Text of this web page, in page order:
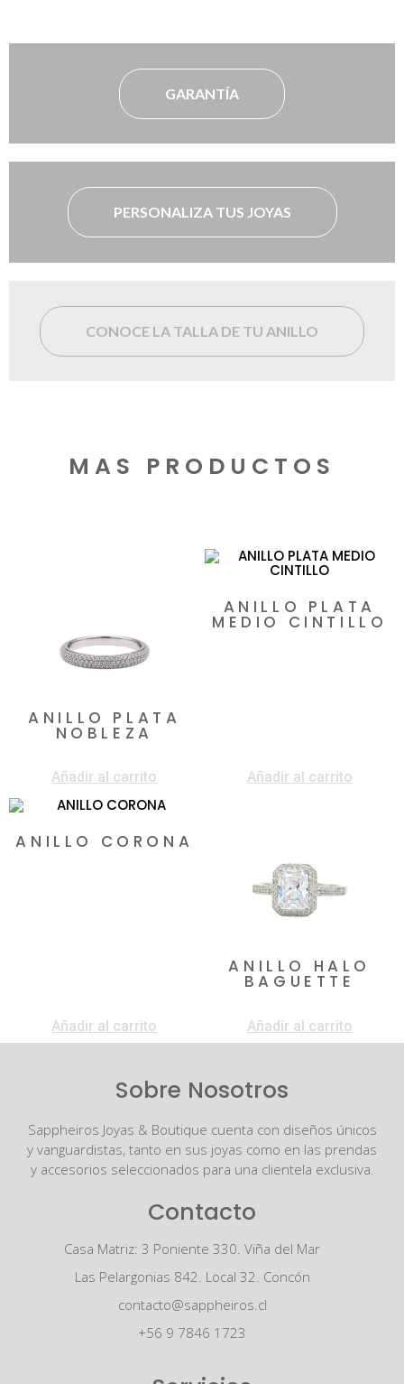
GARANTÍA
PERSONALIZA TUS JOYAS
CONOCE LA TALLA DE TU ANILLO
MAS PRODUCTOS
ANILLO PLATA
NOBLEZA
Añadir al carrito
ANILLO PLATA
MEDIO CINTILLO
Añadir al carrito
ANILLO CORONA
Añadir al carrito
ANILLO HALO
BAGUETTE
Añadir al carrito
Sobre Nosotros
Sappheiros Joyas & Boutique cuenta con diseños únicos
y vanguardistas, tanto en sus joyas como en las prendas
y accesorios seleccionados para una clientela exclusiva.
Contacto
Casa Matriz: 3 Poniente 330. Viña del Mar
Las Pelargonias 842. Local 32. Concón
contacto@sappheiros.cl
+56 9 7846 1723